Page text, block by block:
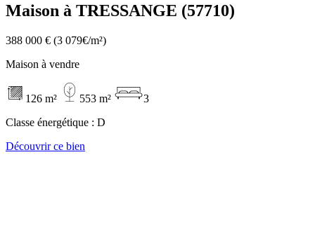
Maison à TRESSANGE (57710)
388 000 € (3 079€/m²)
Maison à vendre
126 m² 553 m²
3
Classe énergétique : D
Découvrir ce bien